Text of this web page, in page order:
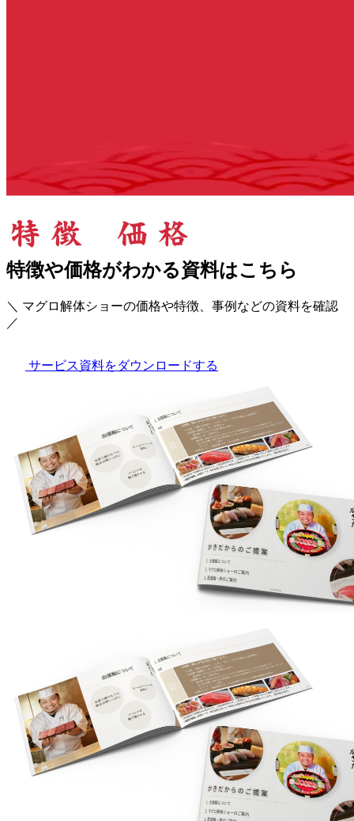
特徴や価格がわかる資料はこちら
＼ マグロ解体ショーの価格や特徴、事例などの資料を確認
／
サービス資料をダウンロードする